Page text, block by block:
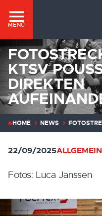
MENÜ
KTSV
DIREKTEN
HOME NEWS
22/09/2025ALLGEMEIN
Fotos: Luca Janssen